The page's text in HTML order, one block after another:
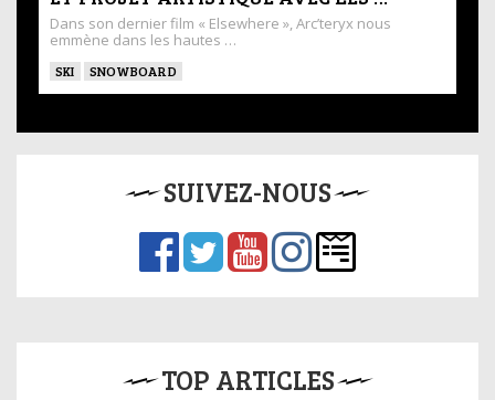
Dans son dernier film « Elsewhere », Arc’teryx nous
emmène dans les hautes …
SKI SNOWBOARD
SUIVEZ-NOUS
TOP ARTICLES